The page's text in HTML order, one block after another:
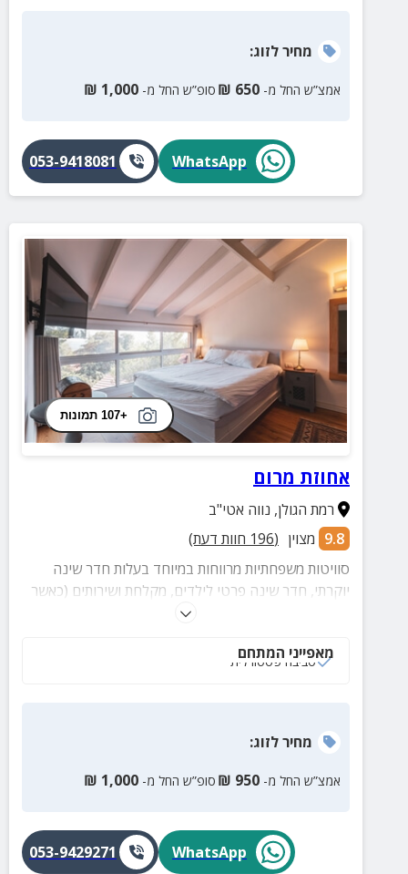
מחירלזוג:
אמצ”ש החל מ- 650
₪ סופ”ש החל מ- 1,000
₪
WhatsApp
053-9418081
+107 תמונות
אחוזת מרום
רמת הגולן, נווה אטי"ב
9.8 מצוין (
196 חוות דעת)
סוויטות משפחתיות מרווחות במיוחד בעלות חדר שינה
יוקרתי, חדר שינה פרטי לילדים, מקלחת ושירותים (כאשר
בחלק מהיחידות אמבטיות). בסוויטות המשפחתיות מיזוג
מאפייני המתחם
סביבה פסטורלית
מחירלזוג:
אמצ”ש החל מ- 950
₪ סופ”ש החל מ- 1,000
₪
WhatsApp
053-9429271